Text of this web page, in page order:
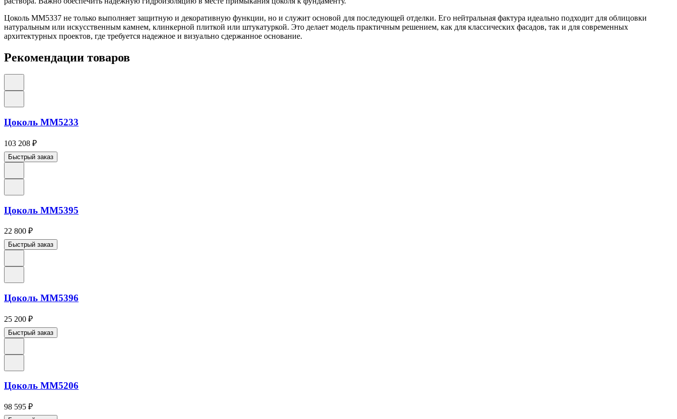
Цоколь ММ5337 не только выполняет защитную и декоративную функции, но и служит основой для последующей отделки. Его нейтральная фактура идеально подходит для облицовки
натуральным или искусственным камнем, клинкерной плиткой или штукатуркой. Это делает модель практичным решением, как для классических фасадов, так и для современных
архитектурных проектов, где требуется надежное и визуально сдержанное основание.
Рекомендации товаров
Цоколь ММ5233
103 208 ₽
Быстрый заказ
Цоколь ММ5395
22 800 ₽
Быстрый заказ
Цоколь ММ5396
25 200 ₽
Быстрый заказ
Цоколь ММ5206
98 595 ₽